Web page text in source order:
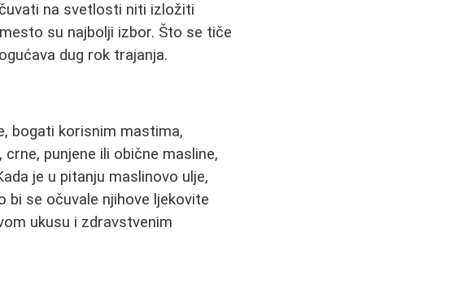
na svetlosti niti izložiti
su najbolji izbor. Što se tiče
dug rok trajanja.
bogati korisnim mastima,
punjene ili obične masline,
je u pitanju maslinovo ulje,
bi se očuvale njihove ljekovite
ukusu i zdravstvenim